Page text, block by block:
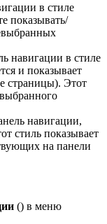
в стиле
показывать/
навигации в стиле
и показывает
страницы). Этот
навигации,
стиль показывает
на панели
() в меню